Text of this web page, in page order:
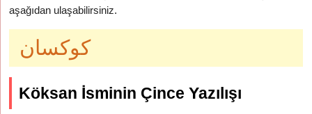
aşağıdan ulaşabilirsiniz.
كوكسان
Köksan İsminin Çince Yazılışı